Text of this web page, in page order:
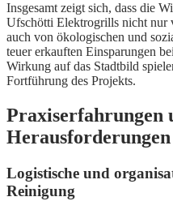
Insgesamt zeigt sich, dass die
Ufschötti Elektrogrills nicht nur
auch von ökologischen und
teuer erkauften Einsparungen
Wirkung auf das Stadtbild
Fortführung des Projekts.
Praxiserfahrungen
Logistische und
Reinigung